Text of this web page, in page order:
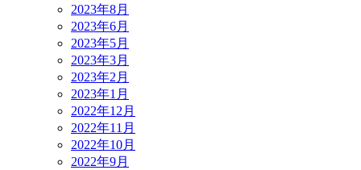
2023年8月
2023年6月
2023年5月
2023年3月
2023年2月
2023年1月
2022年12月
2022年11月
2022年10月
2022年9月